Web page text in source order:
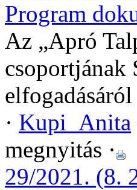
Program
Az „Apró
csoportjának
elfogadásáról
· Kupi_Anita
megnyitás ·
29/2021. (8.